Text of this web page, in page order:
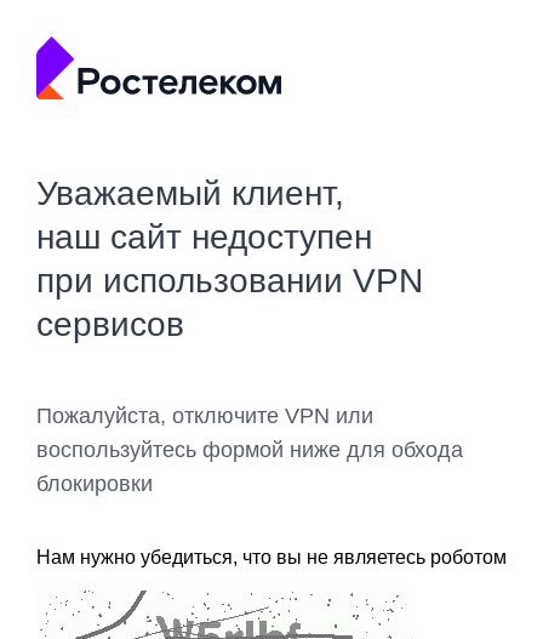
Уважаемый клиент,
наш сайт недоступен
при использовании VPN
сервисов
Пожалуйста, отключите VPN или
воспользуйтесь формой ниже для обхода
блокировки
Нам нужно убедиться, что вы не являетесь роботом